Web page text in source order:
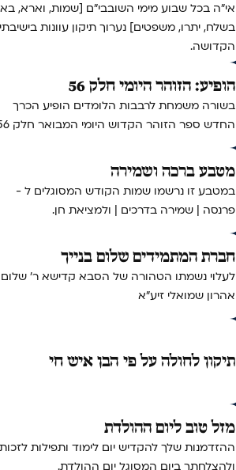
אי"ה בכל שבוע מימי השובבי"ם [שמות, וארא,
בשלח, יתרו, משפטים] נערוך תיקון עוונות
הקדושה.
הופיע: הזוהר היומי חלק 56
בשורה משמחת לרבבות הלומדים הופיע הכרך
החדש ספר הזוהר הקדוש היומי המבואר חלק 56
מטבע ברכה ושמירה
במטבע זו נרשמו שמות הקודש המסוגלים ל -
פרנסה | שמירה בדרכים | ולמציאת חן.
חברת המתמידים שלום בנייך
לעלוי נשמתו הטהורה של הסבא קדישא ר' שלום
אהרון שמואלי זיע"א
תיקון לחולה על פי הבן איש חי
מזל טוב ליום ההולדת
ההזדמנות שלך להקדיש יום לימוד ותפילות
ולהצלחתך ביום המסוגל יום ההולדת.